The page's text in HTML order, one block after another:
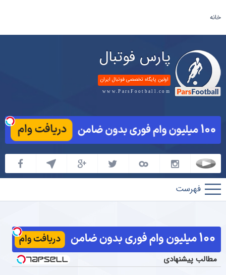
خانه
پارس فوتبال
اولین پایگاه تخصصی فوتبال ایران
www.ParsFootball.com
پارس
فوتبال
مطالب پیشنهادی